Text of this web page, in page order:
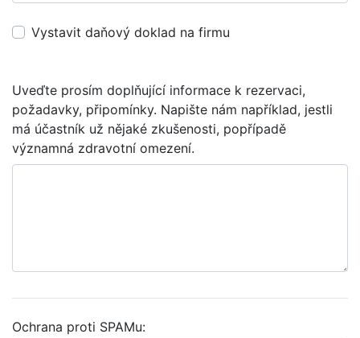
Vystavit daňový doklad na firmu
Uveďte prosím doplňující informace k rezervaci,
požadavky, připomínky. Napište nám například, jestli
má účastník už nějaké zkušenosti, popřípadě
významná zdravotní omezení.
Ochrana proti SPAMu: